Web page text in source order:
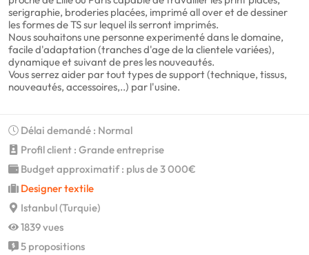
serigraphie, broderies placées, imprimé all over et de dessiner
les formes de TS sur lequel ils serront imprimés.
Nous souhaitons une personne experimenté dans le domaine,
facile d'adaptation (tranches d'age de la clientele variées),
dynamique et suivant de pres les nouveautés.
Vous serrez aider par tout types de support (technique, tissus,
nouveautés, accessoires,..) par l'usine.
Délai demandé : Normal
Profil client : Grande entreprise
Budget approximatif : plus de 3 000€
Designer textile
Istanbul (Turquie)
1839 vues
5 propositions